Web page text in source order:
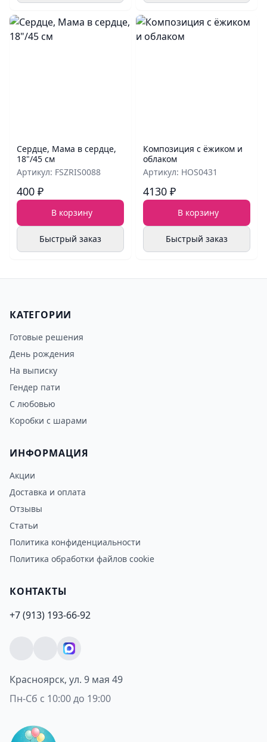
Сердце, Мама в сердце,
18"/45 см
Артикул: FSZRIS0088
400 ₽
В корзину
Быстрый заказ
Композиция с ёжиком и
облаком
Артикул: HOS0431
4130 ₽
В корзину
Быстрый заказ
КАТЕГОРИИ
Готовые решения
День рождения
На выписку
Гендер пати
С любовью
Коробки с шарами
ИНФОРМАЦИЯ
Акции
Доставка и оплата
Отзывы
Статьи
Политика конфиденциальности
Политика обработки файлов cookie
КОНТАКТЫ
+7 (913) 193-66-92
Красноярск, ул. 9 мая 49
Пн-Сб с 10:00 до 19:00